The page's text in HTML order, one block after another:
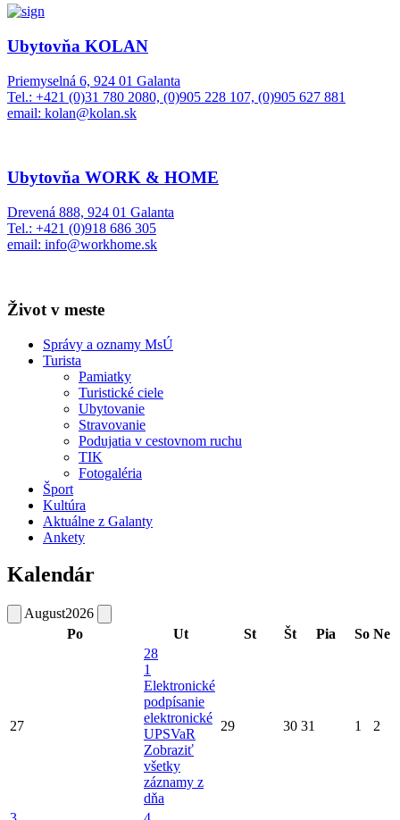
Ubytovňa KOLAN
Priemyselná 6, 924 01 Galanta
Tel.: +421 (0)31 780 2080, (0)905 228 107, (0)905 627 881
email: kolan@kolan.sk
Ubytovňa WORK & HOME
Drevená 888, 924 01 Galanta
Tel.: +421 (0)918 686 305
email: info@workhome.sk
Život v meste
Správy a oznamy MsÚ
Turista
Pamiatky
Turistické ciele
Ubytovanie
Stravovanie
Podujatia v cestovnom ruchu
TIK
Fotogaléria
Šport
Kultúra
Aktuálne z Galanty
Ankety
Kalendár
August2026
Po
Ut St Št Pia So Ne
27
28
1
Elektronické
podpísanie
elektronické
UPSVaR
Zobraziť
všetky
záznamy z
dňa
29 30 31 1 2